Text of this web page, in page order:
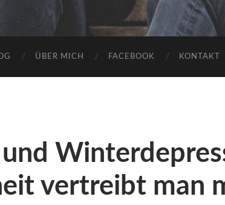
ÜBER MICH FACEBOOK KONTAKT
vertreibt man